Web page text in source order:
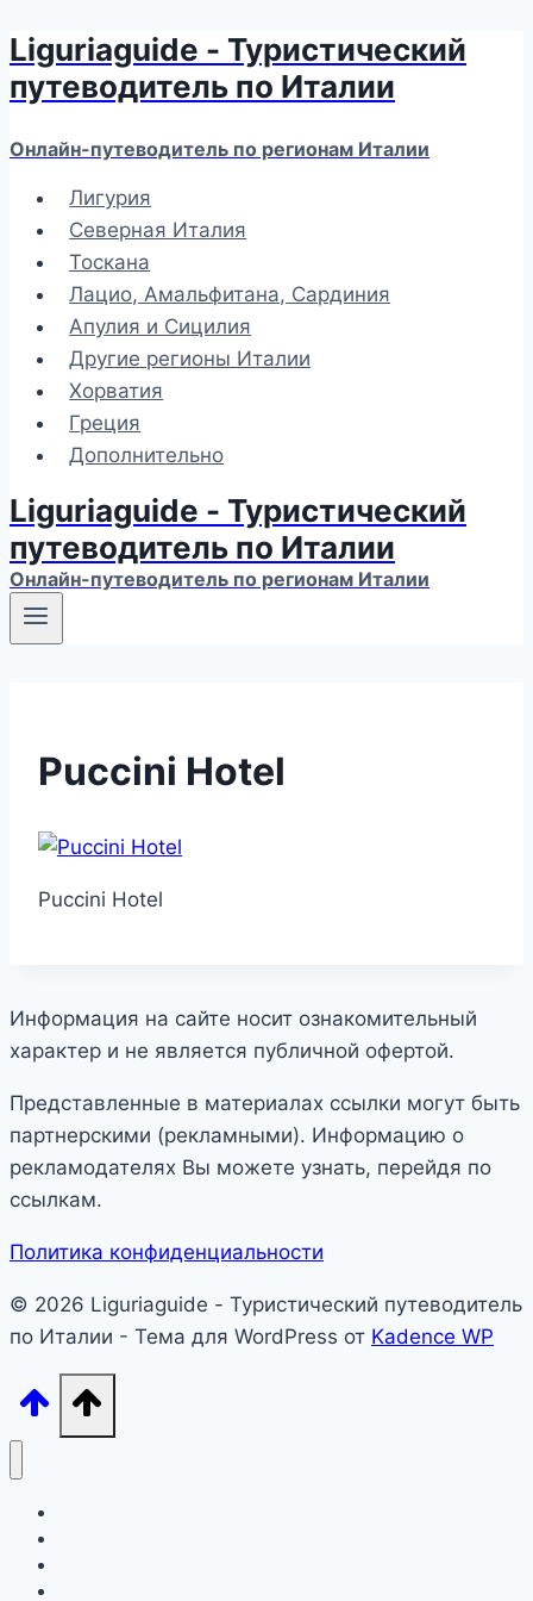
Перейти
к
содержимому
Liguriaguide - Туристический
путеводитель по Италии
Онлайн-путеводитель по регионам Италии
Лигурия
Северная Италия
Тоскана
Лацио, Амальфитана, Сардиния
Апулия и Сицилия
Другие регионы Италии
Хорватия
Греция
Дополнительно
Liguriaguide - Туристический
путеводитель по Италии
Онлайн-путеводитель по регионам Италии
Puccini Hotel
Puccini Hotel
Информация на сайте носит ознакомительный
характер и не является публичной офертой.
Представленные в материалах ссылки могут быть
партнерскими (рекламными). Информацию о
рекламодателях Вы можете узнать, перейдя по
ссылкам.
Политика конфиденциальности
© 2026 Liguriaguide - Туристический путеводитель
по Италии - Тема для WordPress от Kadence WP